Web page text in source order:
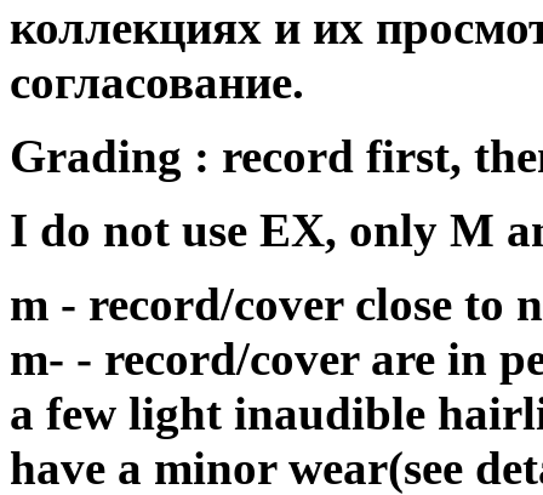
коллекциях и их
согласование.
Grading : record first,
I do not use EX, only M
m - record/cover close
m- - record/cover are in
a few light inaudible
have a minor wear(see